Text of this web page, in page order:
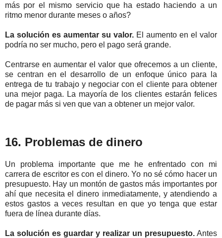
más por el mismo servicio que ha estado haciendo a un
ritmo menor durante meses o años?
La solución es aumentar su valor. El aumento en el valor
podría no ser mucho, pero el pago será grande.
Centrarse en aumentar el valor que ofrecemos a un cliente,
se centran en el desarrollo de un enfoque único para la
entrega de tu trabajo y negociar con el cliente para obtener
una mejor paga. La mayoría de los clientes estarán felices
de pagar más si ven que van a obtener un mejor valor.
16. Problemas de dinero
Un problema importante que me he enfrentado con mi
carrera de escritor es con el dinero. Yo no sé cómo hacer un
presupuesto. Hay un montón de gastos más importantes por
ahí que necesita el dinero inmediatamente, y atendiendo a
estos gastos a veces resultan en que yo tenga que estar
fuera de línea durante días.
La solución es guardar y realizar un presupuesto. Antes